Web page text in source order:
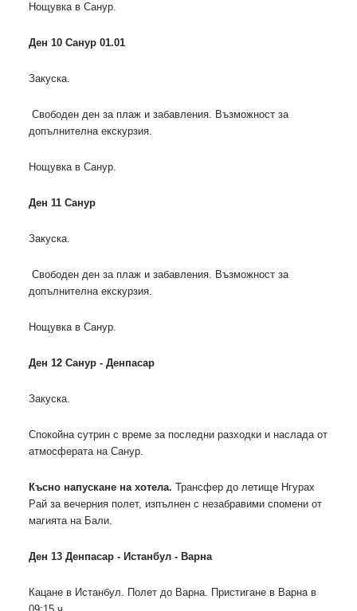
Нощувка в Санур.
Ден 10 Санур 01.01
Закуска.
Свободен ден за плаж и забавления. Възможност за
допълнителна екскурзия.
Нощувка в Санур.
Ден 11 Санур
Закуска.
Свободен ден за плаж и забавления. Възможност за
допълнителна екскурзия.
Нощувка в Санур.
Ден 12 Санур - Денпасар
Закуска.
Спокойна сутрин с време за последни разходки и наслада от
атмосферата на Санур.
Късно напускане на хотела. Трансфер до летище Нгурах
Рай за вечерния полет, изпълнен с незабравими спомени от
магията на Бали.
Ден 13 Денпасар - Истанбул - Варна
Кацане в Истанбул. Полет до Варна. Пристигане в Варна в